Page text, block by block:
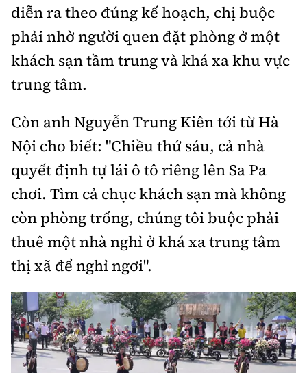
diễn ra theo đúng kế hoạch, chị buộc
phải nhờ người quen đặt phòng ở một
khách sạn tầm trung và khá xa khu vực
trung tâm.
Còn anh Nguyễn Trung Kiên tới từ Hà
Nội cho biết: "Chiều thứ sáu, cả nhà
quyết định tự lái ô tô riêng lên Sa Pa
chơi. Tìm cả chục khách sạn mà không
còn phòng trống, chúng tôi buộc phải
thuê một nhà nghỉ ở khá xa trung tâm
thị xã để nghỉ ngơi".